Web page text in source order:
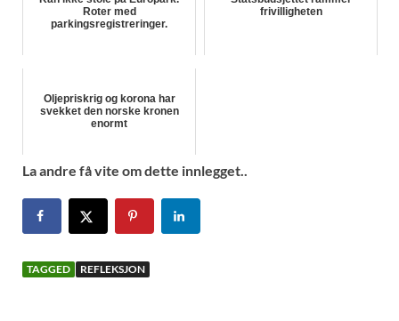
Roter med
parkingsregistreringer.
frivilligheten
Oljepriskrig og korona har
svekket den norske kronen
enormt
La andre få vite om dette innlegget..
TAGGED REFLEKSJON